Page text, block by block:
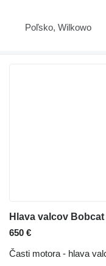
Poľsko, Wilkowo
650 €
Časti motora - hlava